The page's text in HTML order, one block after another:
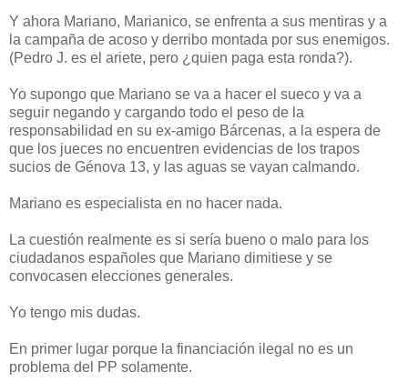
Y ahora Mariano, Marianico, se enfrenta a sus mentiras y a
la campaña de acoso y derribo montada por sus enemigos.
(Pedro J. es el ariete, pero ¿quien paga esta ronda?).
Yo supongo que Mariano se va a hacer el sueco y va a
seguir negando y cargando todo el peso de la
responsabilidad en su ex-amigo Bárcenas, a la espera de
que los jueces no encuentren evidencias de los trapos
sucios de Génova 13, y las aguas se vayan calmando.
Mariano es especialista en no hacer nada.
La cuestión realmente es si sería bueno o malo para los
ciudadanos españoles que Mariano dimitiese y se
convocasen elecciones generales.
Yo tengo mis dudas.
En primer lugar porque la financiación ilegal no es un
problema del PP solamente.